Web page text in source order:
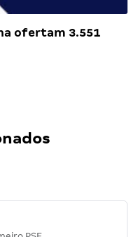
ofertam 3.551